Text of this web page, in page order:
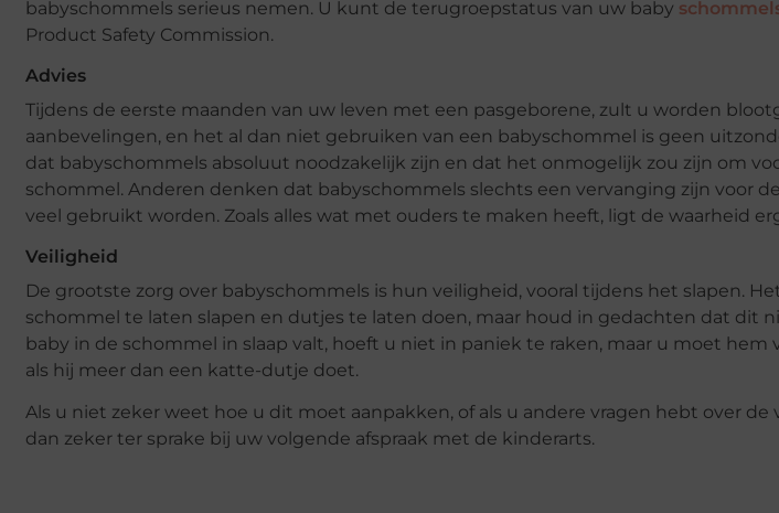
babyschommels serieus nemen. U kunt de terugroepstatus van uw baby
Product Safety Commission.
Advies
Tijdens de eerste maanden van uw leven met een pasgeborene, zult u worden
aanbevelingen, en het al dan niet gebruiken van een babyschommel is geen
dat babyschommels absoluut noodzakelijk zijn en dat het onmogelijk zou zijn om
schommel. Anderen denken dat babyschommels slechts een vervanging zijn voor
veel gebruikt worden. Zoals alles wat met ouders te maken heeft, ligt de waarheid
Veiligheid
De grootste zorg over babyschommels is hun veiligheid, vooral tijdens het slapen.
schommel te laten slapen en dutjes te laten doen, maar houd in gedachten dat dit
baby in de schommel in slaap valt, hoeft u niet in paniek te raken, maar u moet hem
als hij meer dan een katte-dutje doet.
Als u niet zeker weet hoe u dit moet aanpakken, of als u andere vragen hebt over
dan zeker ter sprake bij uw volgende afspraak met de kinderarts.